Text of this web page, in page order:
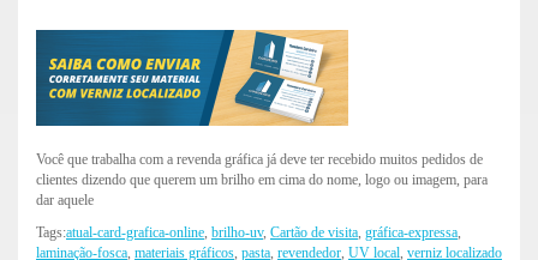
Você que trabalha com a revenda gráfica já deve ter recebido muitos pedidos de
clientes dizendo que querem um brilho em cima do nome, logo ou imagem, para
dar aquele
Tags:atual-card-grafica-online brilho-uv, Cartão de visita gráfica-expressa
laminação-fosca materiais gráficos pasta revendedor UV local verniz localizado